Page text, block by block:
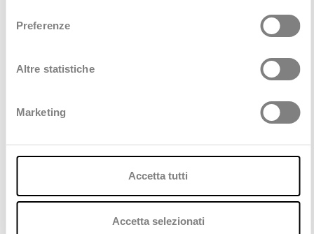
Preferenze
Altre statistiche
Marketing
Accetta tutti
Accetta selezionati
Scopri anche